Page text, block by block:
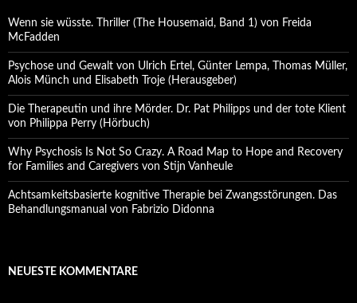
Wenn sie wüsste. Thriller (The Housemaid, Band 1) von Freida
McFadden
Psychose und Gewalt von Ulrich Ertel, Günter Lempa, Thomas Müller,
Alois Münch und Elisabeth Troje (Herausgeber)
Die Therapeutin und ihre Mörder. Dr. Pat Philipps und der tote Klient
von Philippa Perry (Hörbuch)
Why Psychosis Is Not So Crazy. A Road Map to Hope and Recovery
for Families and Caregivers von Stijn Vanheule
Achtsamkeitsbasierte kognitive Therapie bei Zwangsstörungen. Das
Behandlungsmanual von Fabrizio Didonna
NEUESTE KOMMENTARE